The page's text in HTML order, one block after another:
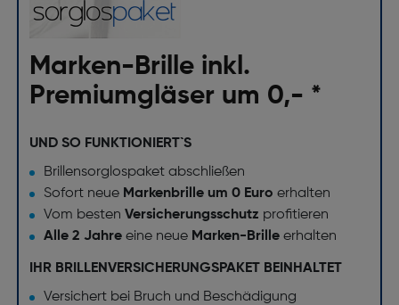
Marken-Brille inkl.
Premiumgläser um 0,- *
UND SO FUNKTIONIERT`S
Brillensorglospaket abschließen
Sofort neue Markenbrille um 0 Euro erhalten
Vom besten Versicherungsschutz profitieren
Alle 2 Jahreeine neue Marken-Brille erhalten
IHR BRILLENVERSICHERUNGSPAKET BEINHALTET
Versichert bei Bruch und Beschädigung